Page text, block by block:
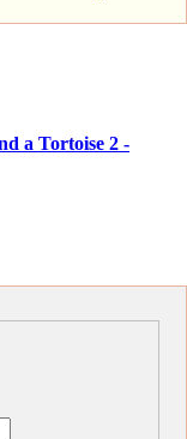
a Tortoise 2 -